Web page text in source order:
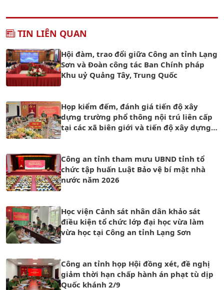
TIN LIÊN QUAN
Hội đàm, trao đổi giữa Công an tỉnh Lạng
Sơn và Đoàn công tác Ban Chính pháp
Khu uỷ Quảng Tây, Trung Quốc
Họp kiểm đếm, đánh giá tiến độ xây
dựng trường phổ thông nội trú liên cấp
tại các xã biên giới và tiến độ xây dựng
Công an tỉnh tham mưu UBND tỉnh tổ
chức tập huấn Luật Bảo vệ bí mật nhà
nước năm 2026
Học viện Cảnh sát nhân dân khảo sát
điều kiện tổ chức lớp đại học vừa làm
vừa học tại Công an tỉnh Lạng Sơn
Công an tỉnh họp Hội đồng xét, đề nghị
giảm thời hạn chấp hành án phạt tù dịp
Quốc khánh 2/9